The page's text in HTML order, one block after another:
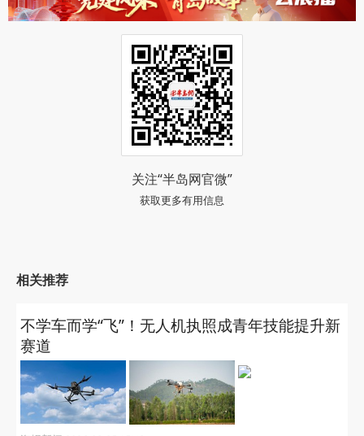
关注“半岛网官微”
获取更多有用信息
相关推荐
不学车而学“飞”！无人机执照成青年技能提升新
赛道